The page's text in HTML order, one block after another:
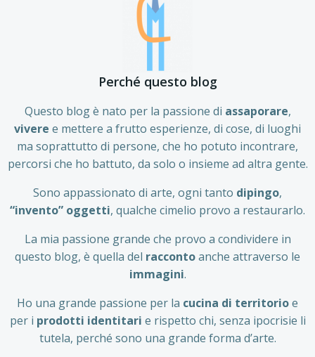
Perché questo blog
Questo blog è nato per la passione di assaporare,
vivere e mettere a frutto esperienze, di cose, di luoghi
ma soprattutto di persone, che ho potuto incontrare,
percorsi che ho battuto, da solo o insieme ad altra gente.
Sono appassionato di arte, ogni tanto dipingo,
“invento” oggetti, qualche cimelio provo a restaurarlo.
La mia passione grande che provo a condividere in
questo blog, è quella del raccontoanche attraverso le
immagini.
Ho una grande passione per la cucina di territorioe
per i prodotti identitari e rispetto chi, senza ipocrisie li
tutela, perché sono una grande forma d’arte.